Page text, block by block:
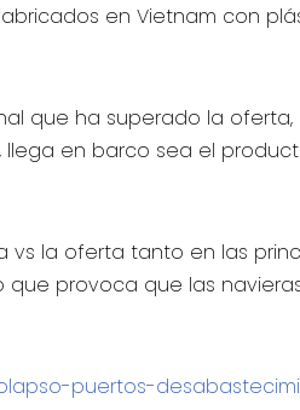
en Vietnam con
que ha superado la
llega en barco sea el
la oferta tanto en las
que provoca que las
puertos-